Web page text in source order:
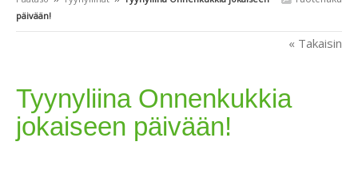
päivään!
« Takaisin
Tyynyliina Onnenkukkia
jokaiseen päivään!